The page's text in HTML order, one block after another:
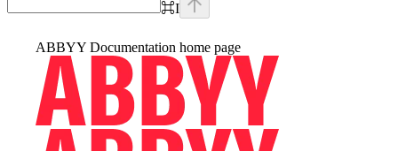
⌘I
ABBYY Documentation home page